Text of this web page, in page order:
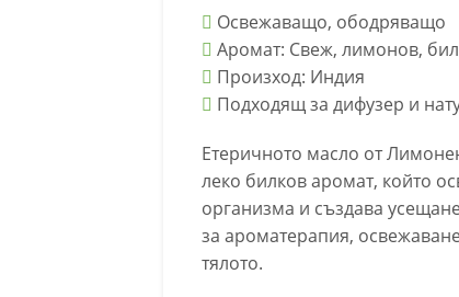
Освежаващо, ободряващо
Аромат: Свеж, лимонов,
Произход: Индия
Подходящ за дифузер и
Етеричното масло от
леко билков аромат, който
организма и създава
за ароматерапия,
тялото.